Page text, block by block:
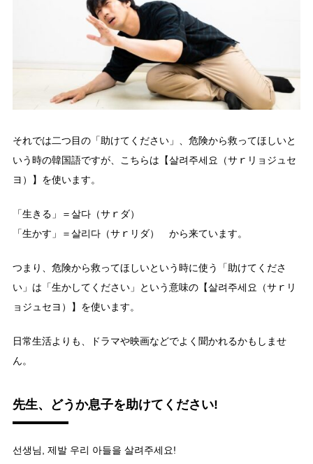
それでは二つ目の「助けてください」、危険から救ってほしいと
いう時の韓国語ですが、こちらは【살려주세요（サｒリョジュセ
ヨ）】を使います。
「生きる」＝살다（サｒダ）
「生かす」＝살리다（サｒリダ） から来ています。
つまり、危険から救ってほしいという時に使う「助けてくださ
い」は「生かしてください」という意味の【살려주세요（サｒリ
ョジュセヨ）】を使います。
日常生活よりも、ドラマや映画などでよく聞かれるかもしませ
ん。
先生、どうか息子を助けてください!
선생님, 제발 우리 아들을 살려주세요!